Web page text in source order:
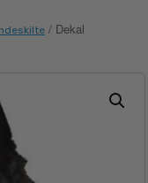
/ Dekal